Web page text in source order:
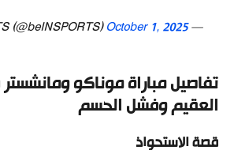
— beIN SPORTS (@beINSPORTS)
October 1, 2025
تفاصيل مباراة موناكو
العقيم وفشل الحسم
قصة الاستحواذ